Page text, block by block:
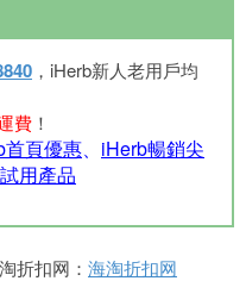
，iHerb新人老用戶均
費 ！
首頁優惠、 iHerb暢銷尖
用產品
折扣网： 海淘折扣网